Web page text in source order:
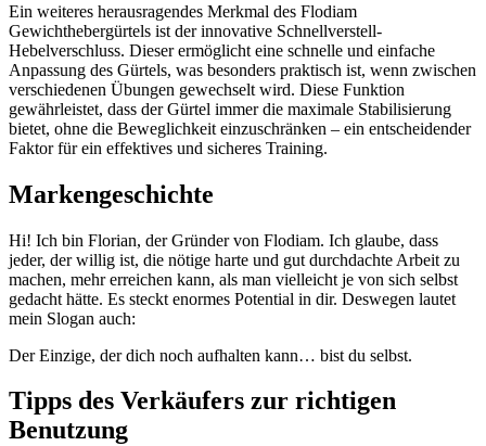
Ein weiteres herausragendes Merkmal des Flodiam
Gewichthebergürtels ist der innovative Schnellverstell-
Hebelverschluss. Dieser ermöglicht eine schnelle und einfache
Anpassung des Gürtels, was besonders praktisch ist, wenn zwischen
verschiedenen Übungen gewechselt wird. Diese Funktion
gewährleistet, dass der Gürtel immer die maximale Stabilisierung
bietet, ohne die Beweglichkeit einzuschränken – ein entscheidender
Faktor für ein effektives und sicheres Training.
Markengeschichte
Hi! Ich bin Florian, der Gründer von Flodiam. Ich glaube, dass
jeder, der willig ist, die nötige harte und gut durchdachte Arbeit zu
machen, mehr erreichen kann, als man vielleicht je von sich selbst
gedacht hätte. Es steckt enormes Potential in dir. Deswegen lautet
mein Slogan auch:
Der Einzige, der dich noch aufhalten kann… bist du selbst.
Tipps des Verkäufers zur richtigen
Benutzung